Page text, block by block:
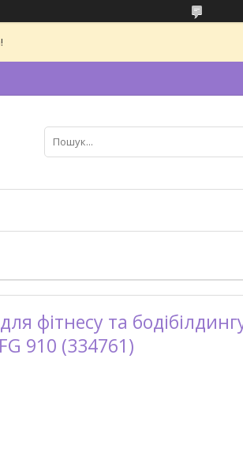
фітнесу та
910 (334761)